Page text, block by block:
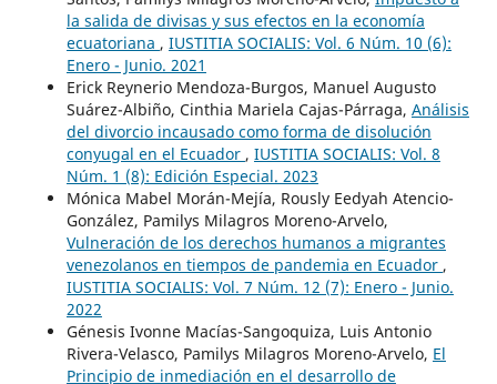
la salida de divisas y sus efectos en la economía
ecuatoriana , IUSTITIA SOCIALIS: Vol. 6 Núm. 10 (6):
Enero - Junio. 2021
Erick Reynerio Mendoza-Burgos, Manuel Augusto
Suárez-Albiño, Cinthia Mariela Cajas-Párraga, Análisis
del divorcio incausado como forma de disolución
conyugal en el Ecuador , IUSTITIA SOCIALIS: Vol. 8
Núm. 1 (8): Edición Especial. 2023
Mónica Mabel Morán-Mejía, Rously Eedyah Atencio-
González, Pamilys Milagros Moreno-Arvelo,
Vulneración de los derechos humanos a migrantes
venezolanos en tiempos de pandemia en Ecuador ,
IUSTITIA SOCIALIS: Vol. 7 Núm. 12 (7): Enero - Junio.
2022
Génesis Ivonne Macías-Sangoquiza, Luis Antonio
Rivera-Velasco, Pamilys Milagros Moreno-Arvelo, El
Principio de inmediación en el desarrollo de